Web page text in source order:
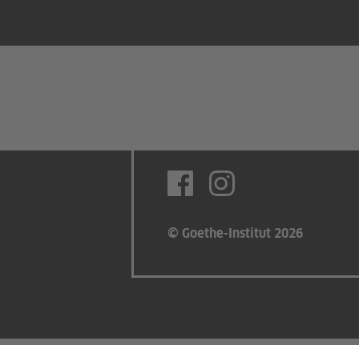
© Goethe-Institut 2026